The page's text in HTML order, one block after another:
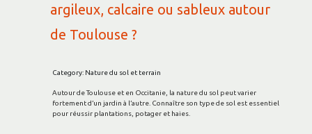
argileux, calcaire ou sableux autour
de Toulouse ?
Category: Nature du sol et terrain
Autour de Toulouse et en Occitanie, la nature du sol peut varier
fortement d’un jardin à l’autre. Connaître son type de sol est essentiel
pour réussir plantations, potager et haies.